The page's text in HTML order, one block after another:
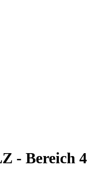
- Bereich